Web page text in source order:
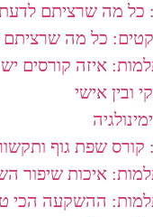
כל מה שרציתם
כל מה
איזה קורסים
ובין אישי
שפת גוף
איכות שיפור
ההשקעה הכי